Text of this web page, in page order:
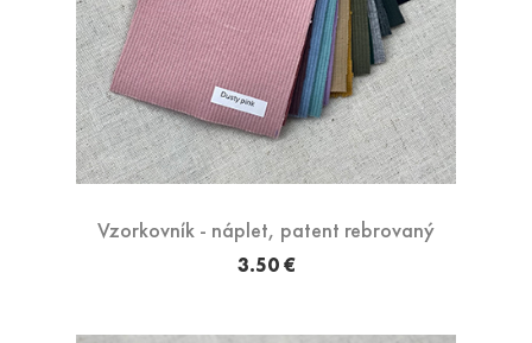
Vzorkovník - náplet, patent rebrovaný
3.50 €